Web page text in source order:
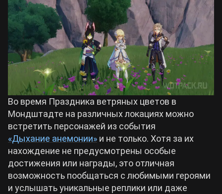
Crimson Desert
Zenless Zone Zero
Kingdom Come: Deliverance 2
Path of Exile 2
Wuthering Waves
Roblox
Билды Arknights: Endfield
Билды Wuthering Waves
Билды Cyberpunk 2077
Билды Path of Exile 2
Во время Праздника ветряных цветов в
Мондштадте на различных локациях можно
встретить персонажей из события
«Дыхание анемонии» и не только. Хотя за их
нахождение не предусмотрены особые
достижения или награды, это отличная
возможность пообщаться с любимыми героями
и услышать уникальные реплики или даже